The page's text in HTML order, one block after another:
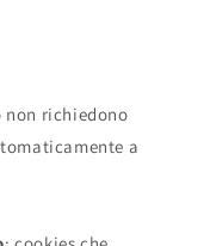
richiedono
a